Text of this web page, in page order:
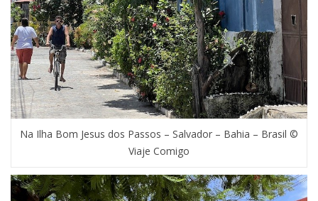
Na Ilha Bom Jesus dos Passos – Salvador – Bahia – Brasil ©
Viaje Comigo